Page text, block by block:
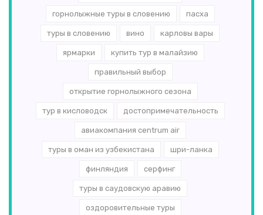
горнолыжные туры в словению пасха
туры в словению вино карловы вары
ярмарки купить тур в малайзию
правильный выбор
открытие горнолыжного сезона
тур в кисловодск достопримечательность
авиакомпания centrum air
туры в оман из узбекистана шри-ланка
финляндия серфинг
туры в саудовскую аравию
оздоровительные туры